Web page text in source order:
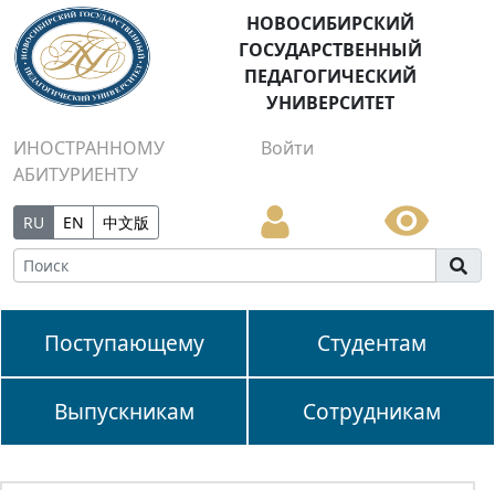
НОВОСИБИРСКИЙ
ГОСУДАРСТВЕННЫЙ
ПЕДАГОГИЧЕСКИЙ
УНИВЕРСИТЕТ
ИНОСТРАННОМУ
АБИТУРИЕНТУ
Войти
RU EN 中文版
Поступающему Студентам
Выпускникам Сотрудникам